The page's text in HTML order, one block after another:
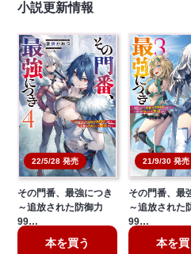
小説更新情報
22/5/28 発売
その門番、最強につき
～追放された防御力
99…
本を買う
21/9/30 発売
その門番、最
～追放された
99…
本を買